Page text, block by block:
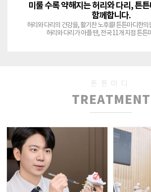
미룰 수록 약해지는 허리와 다리, 튼
함께합니다.
허리와 다리의 건강을, 활기찬 노후를! 튼튼마디한의
허리와 다리가 아플 땐, 전국 11개 지점 튼튼
튼튼마디
TREATMENT